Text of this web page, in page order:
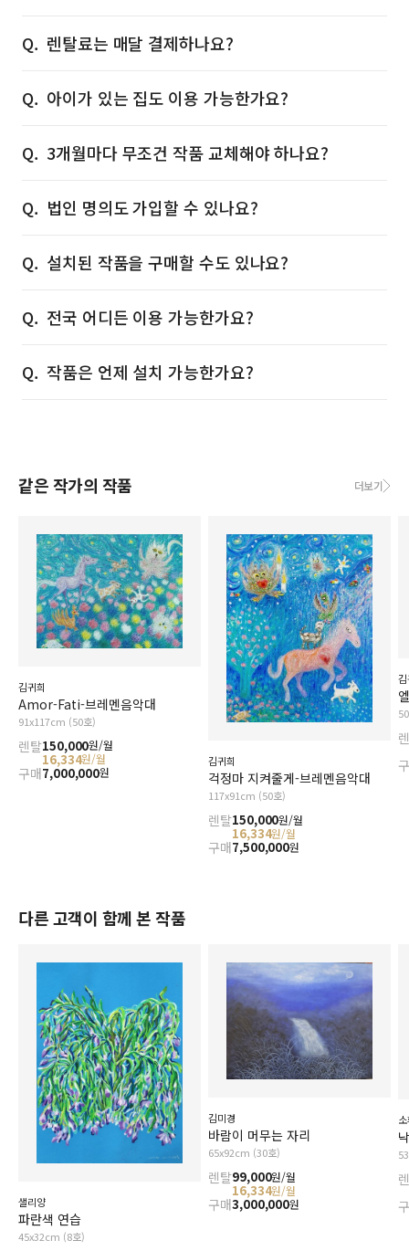
렌탈료는 매달 결제하나요?
아이가 있는 집도 이용 가능한가요?
3개월마다 무조건 작품 교체해야 하나요?
법인 명의도 가입할 수 있나요?
설치된 작품을 구매할 수도 있나요?
전국 어디든 이용 가능한가요?
작품은 언제 설치 가능한가요?
같은 작가의 작품 더보기
김귀희
Amor-Fati-브레멘음악대
91x117cm (50호)
렌탈150,000원/월
16,334원/월
구매7,000,000원
김귀희
걱정마 지켜줄게-브레멘음악대
117x91cm (50호)
렌탈150,000원/월
16,334원/월
구매7,500,000원
다른 고객이 함께 본 작품
샐리양
파란색 연습
45x32cm (8호)
김미경
바람이 머무는 자리
65x92cm (30호)
렌탈99,000원/월
16,334원/월
구매3,000,000원